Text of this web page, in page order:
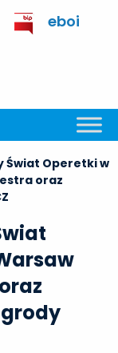
eboi
Świat Operetki w
oraz